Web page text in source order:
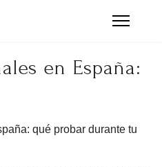
en España: